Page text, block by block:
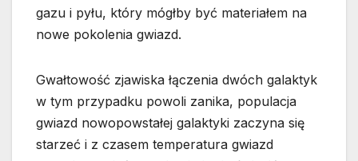
gazu i pyłu, który mógłby być materiałem na
nowe pokolenia gwiazd.
Gwałtowość zjawiska łączenia dwóch galaktyk
w tym przypadku powoli zanika, populacja
gwiazd nowopowstałej galaktyki zaczyna się
starzeć i z czasem temperatura gwiazd